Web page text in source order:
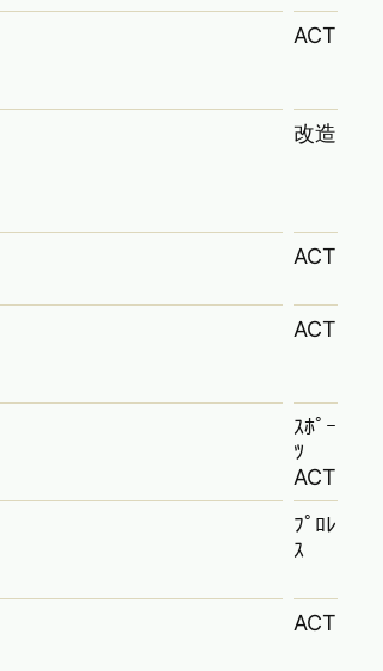
ACT
改造
ACT
ACT
ｽﾎﾟｰ
ﾂ
ACT
ﾌﾟﾛﾚ
ｽ
ACT